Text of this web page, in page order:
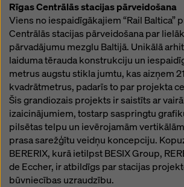
Rīgas Centrālās stacijas pārveidošana
Viens no iespaidīgākajiem “Rail Baltica”
Centrālās stacijas pārveidošana par
pārvadājumu mezglu Baltijā. Unikālā
laiduma tērauda konstrukciju un
metrus augstu stikla jumtu, kas aizņem
kvadrātmetrus, padarīs to par projekta
Šis grandiozais projekts ir saistīts ar
izaicinājumiem, tostarp saspringtu
pilsētas telpu un ievērojamām
prasa sarežģītu veidņu koncepciju.
BERERIX, kurā ietilpst BESIX Group,
de Eccher, ir atbildīgs par stacijas
būvniecības uzraudzību.